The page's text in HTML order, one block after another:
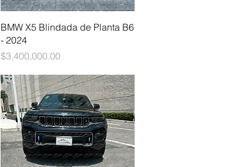
Vista rápida
BMW X5 Blindada de Planta B6
- 2024
Precio
$3,400,000.00